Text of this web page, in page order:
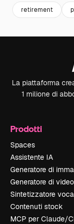
retirement
La piattaforma
1 milione di
Prodotti
Spaces
Assistente IA
Generatore di
Generatore di
Sintetizzatore
Contenuti stock
MCP per Claude/